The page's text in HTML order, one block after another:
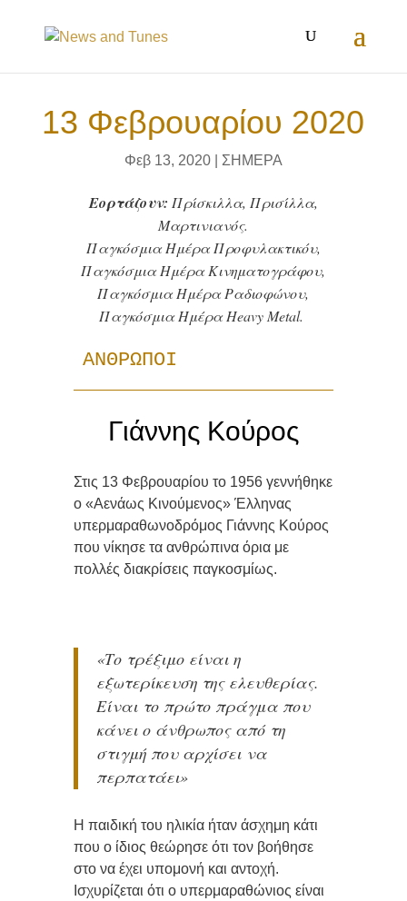
13 Φεβρουαρίου 2020
Φεβ 13, 2020| ΣΗΜΕΡΑ
Εορτάζουν: Πρίσκιλλα, Πρισίλλα,
Μαρτινιανός.
Παγκόσμια Ημέρα Προφυλακτικόυ,
Παγκόσμια Ημέρα Κινηματογράφου,
Παγκόσμια Ημέρα Ραδιοφώνου,
Παγκόσμια Ημέρα Heavy Metal.
ΑΝΘΡΩΠΟΙ
Γιάννης Κούρος
Στις 13 Φεβρουαρίου το 1956 γεννήθηκε
ο «Αενάως Κινούμενος» Έλληνας
υπερμαραθωνοδρόμος Γιάννης Κούρος
που νίκησε τα ανθρώπινα όρια με
πολλές διακρίσεις παγκοσμίως.
«Το τρέξιμο είναι η
εξωτερίκευση της ελευθερίας.
Είναι το πρώτο πράγμα που
κάνει ο άνθρωπος από τη
στιγμή που αρχίσει να
περπατάει»
Η παιδική του ηλικία ήταν άσχημη κάτι
που ο ίδιος θεώρησε ότι τον βοήθησε
στο να έχει υπομονή και αντοχή.
Ισχυρίζεται ότι ο υπερμαραθώνιος είναι